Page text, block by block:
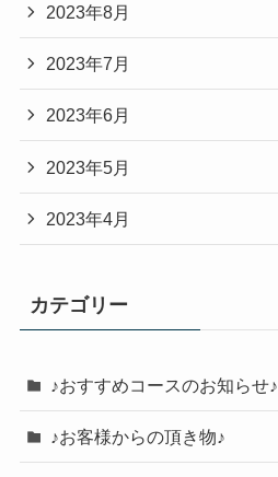
2023年8月
2023年7月
2023年6月
2023年5月
2023年4月
カテゴリー
♪おすすめコースのお知らせ♪
♪お客様からの頂き物♪